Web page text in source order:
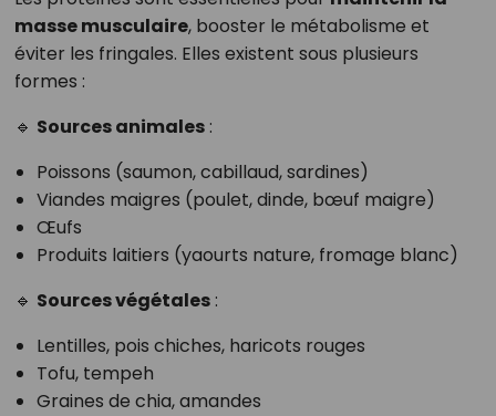
masse musculaire, booster le métabolisme et
éviter les fringales. Elles existent sous plusieurs
formes :
🔹 Sources animales:
Poissons (saumon, cabillaud, sardines)
Viandes maigres (poulet, dinde, bœuf maigre)
Œufs
Produits laitiers (yaourts nature, fromage blanc)
🔹 Sources végétales:
Lentilles, pois chiches, haricots rouges
Tofu, tempeh
Graines de chia, amandes